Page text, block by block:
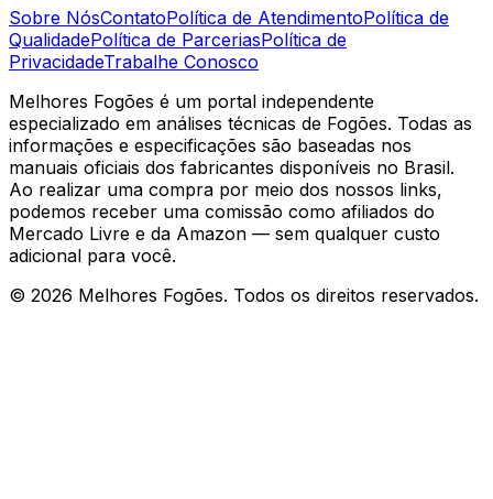
Sobre NósContatoPolítica de AtendimentoPolítica de
QualidadePolítica de ParceriasPolítica de
PrivacidadeTrabalhe Conosco
Melhores Fogões é um portal independente
especializado em análises técnicas de Fogões. Todas as
informações e especificações são baseadas nos
manuais oficiais dos fabricantes disponíveis no Brasil.
Ao realizar uma compra por meio dos nossos links,
podemos receber uma comissão como afiliados do
Mercado Livre e da Amazon — sem qualquer custo
adicional para você.
© 2026 Melhores Fogões. Todos os direitos reservados.